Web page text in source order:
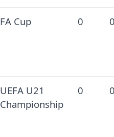
FA Cup 0
UEFA U21
Championship
0